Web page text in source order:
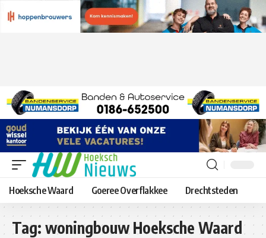
Hoeksche Waard Goeree Overflakkee Drechtsteden
Tag: woningbouw Hoeksche Waard